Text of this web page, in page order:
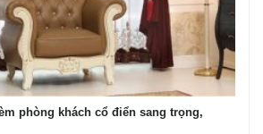
phòng khách cổ điển sang trọng,